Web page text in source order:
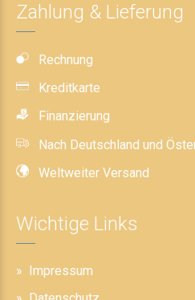
Zahlung & Lieferung
Rechnung
Kreditkarte
Finanzierung
Nach Deutschland und
Weltweiter Versand
Wichtige Links
Impressum